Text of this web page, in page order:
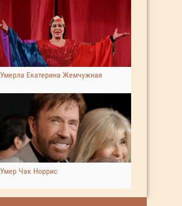
Умерла Екатерина Жемчужная
Умер Чак Норрис